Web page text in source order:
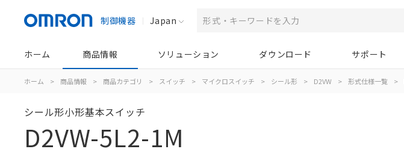
制御機器 Japan
ホーム 商品情報 ソリューション ダウンロード サポート
ホーム > 商品情報 > 商品カテゴリ > スイッチ > マイクロスイッチ > シール形 > D2VW > 形式仕様一覧 >
シール形小形基本スイッチ
D2VW-5L2-1M